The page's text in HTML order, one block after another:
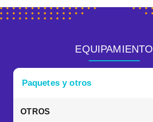
EQUIPAMIENTO
Paquetes y otros
OTROS